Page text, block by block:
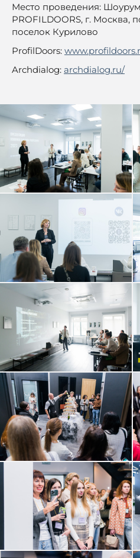
Место проведения:
PROFILDOORS, г. Москва,
поселок Курилово
ProfilDoors:
Archdialog: archdialog.ru/